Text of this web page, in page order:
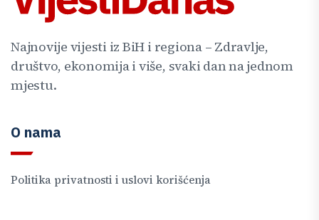
Najnovije vijesti iz BiH i regiona – Zdravlje,
društvo, ekonomija i više, svaki dan na jednom
mjestu.
O nama
Politika privatnosti i uslovi korišćenja